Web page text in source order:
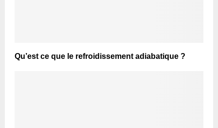
Qu’est ce que le refroidissement adiabatique ?